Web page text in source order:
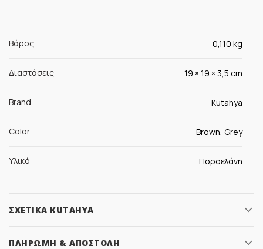
Βάρος 0,110 kg
Διαστάσεις 19 × 19 × 3,5 cm
Brand Kutahya
Color Brown, Grey
Υλικό Πορσελάνη
ΣΧΕΤΙΚΆ KUTAHYA
ΠΛΗΡΩΜΉ & ΑΠΟΣΤΟΛΉ